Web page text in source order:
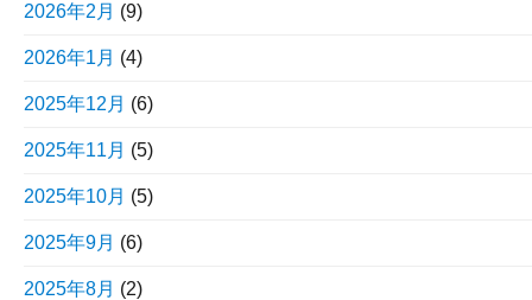
2026年2月 (9)
2026年1月 (4)
2025年12月 (6)
2025年11月 (5)
2025年10月 (5)
2025年9月 (6)
2025年8月 (2)